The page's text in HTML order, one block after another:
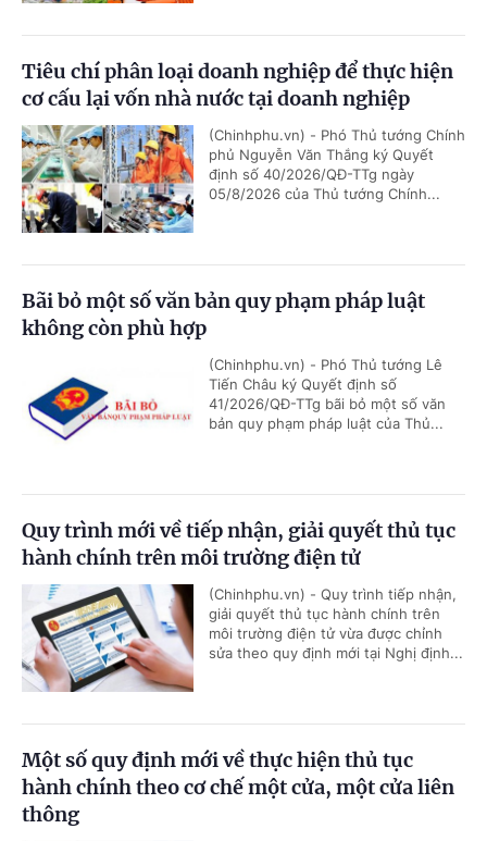
Tiêu chí phân loại doanh nghiệp để thực hiện
cơ cấu lại vốn nhà nước tại doanh nghiệp
(Chinhphu.vn) - Phó Thủ tướng Chính
phủ Nguyễn Văn Thắng ký Quyết
định số 40/2026/QĐ-TTg ngày
05/8/2026 của Thủ tướng Chính...
Bãi bỏ một số văn bản quy phạm pháp luật
không còn phù hợp
(Chinhphu.vn) - Phó Thủ tướng Lê
Tiến Châu ký Quyết định số
41/2026/QĐ-TTg bãi bỏ một số văn
bản quy phạm pháp luật của Thủ...
Quy trình mới về tiếp nhận, giải quyết thủ tục
hành chính trên môi trường điện tử
(Chinhphu.vn) - Quy trình tiếp nhận,
giải quyết thủ tục hành chính trên
môi trường điện tử vừa được chỉnh
sửa theo quy định mới tại Nghị định...
Một số quy định mới về thực hiện thủ tục
hành chính theo cơ chế một cửa, một cửa liên
thông